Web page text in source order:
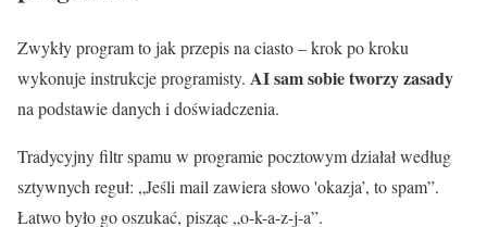
Zwykły program to jak przepis na ciasto – krok po kroku
wykonuje instrukcje programisty. AI sam sobie tworzy zasady
na podstawie danych i doświadczenia.
Tradycyjny filtr spamu w programie pocztowym działał według
sztywnych reguł: „Jeśli mail zawiera słowo 'okazja’, to spam”.
Łatwo było go oszukać, pisząc „o-k-a-z-j-a”.